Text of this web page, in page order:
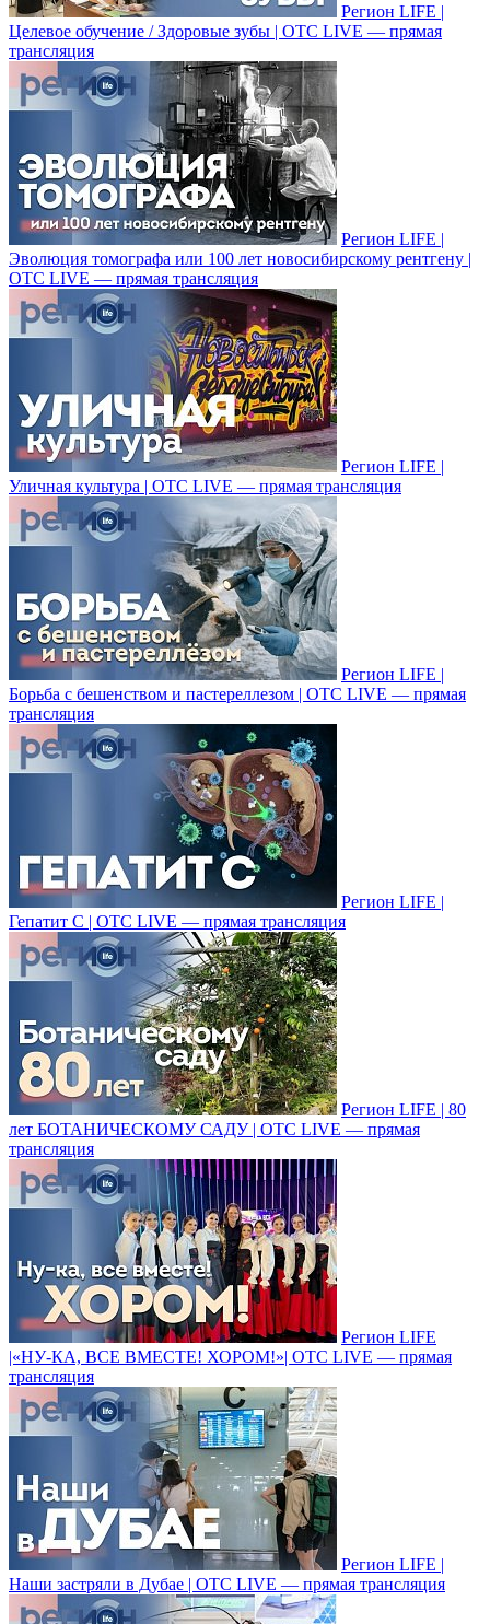
Регион LIFE |
Целевое обучение / Здоровые зубы | ОТС LIVE — прямая
трансляция
Регион LIFE |
Эволюция томографа или 100 лет новосибирскому рентгену |
ОТС LIVE — прямая трансляция
Регион LIFE |
Уличная культура | ОТС LIVE — прямая трансляция
Регион LIFE |
Борьба с бешенством и пастереллезом | ОТС LIVE — прямая
трансляция
Регион LIFE |
Гепатит С | ОТС LIVE — прямая трансляция
Регион LIFE | 80
лет БОТАНИЧЕСКОМУ САДУ | ОТС LIVE — прямая
трансляция
Регион LIFE
|«НУ-КА, ВСЕ ВМЕСТЕ! ХОРОМ!»| ОТС LIVE — прямая
трансляция
Регион LIFE |
Наши застряли в Дубае | ОТС LIVE — прямая трансляция